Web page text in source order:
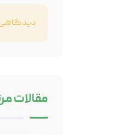
دیدگاهی
مقالات